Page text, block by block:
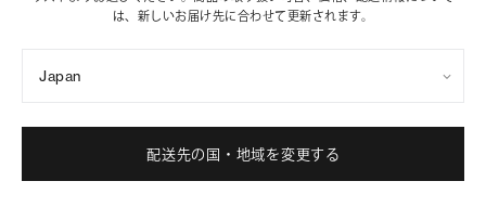
ショッピングバッグに追加
ベストセラー
ショッピングバッグに追加
は、新しいお届け先に合わせて更新されます。
Japan
配送先の国・地域を変更する